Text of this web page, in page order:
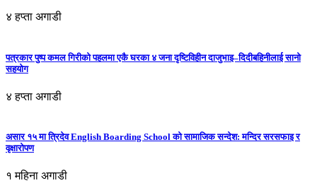
४ हप्ता अगाडी
पत्रकार पुष्प कमल गिरीको पहलमा एकै घरका ४ जना दृष्टिविहीन दाजुभाइ–दिदीबहिनीलाई सानो
सहयोग
४ हप्ता अगाडी
असार १५ मा त्रिदेव English Boarding School को सामाजिक सन्देश: मन्दिर सरसफाइ र
वृक्षारोपण
१ महिना अगाडी